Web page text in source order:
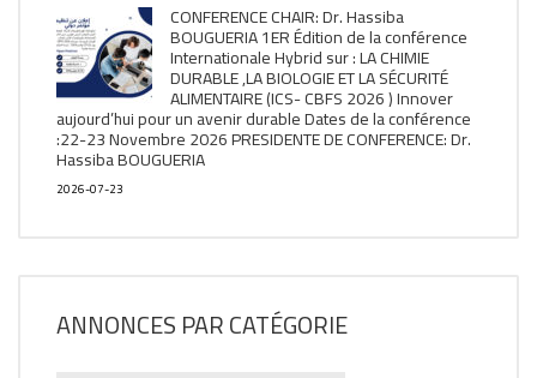
CONFERENCE CHAIR: Dr. Hassiba
BOUGUERIA 1ER Édition de la conférence
Internationale Hybrid sur : LA CHIMIE
DURABLE ,LA BIOLOGIE ET LA SÉCURITÉ
ALIMENTAIRE (ICS- CBFS 2026 ) Innover
aujourd’hui pour un avenir durable Dates de la conférence
:22-23 Novembre 2026 PRESIDENTE DE CONFERENCE: Dr.
Hassiba BOUGUERIA
2026-07-23
ANNONCES PAR CATÉGORIE